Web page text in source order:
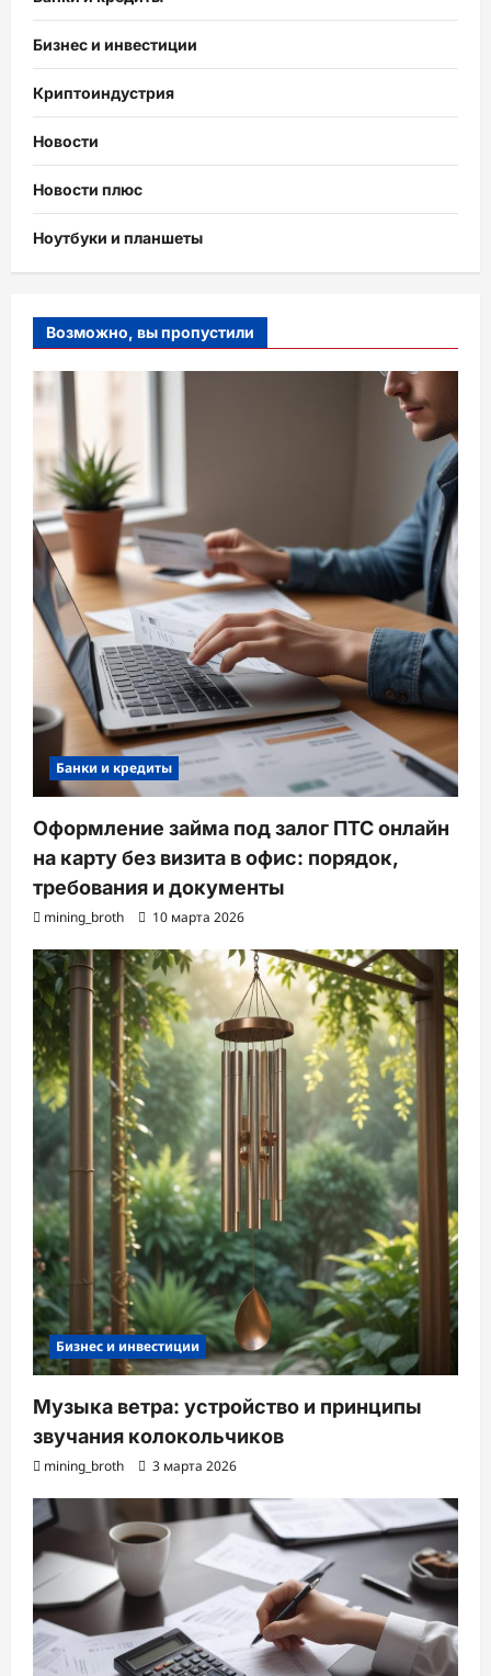
Бизнес и инвестиции
Криптоиндустрия
Новости
Новости плюс
Ноутбуки и планшеты
Возможно, вы пропустили
Банки и кредиты
Оформление займа под залог ПТС онлайн
на карту без визита в офис: порядок,
требования и документы
mining_broth 10 марта 2026
Бизнес и инвестиции
Музыка ветра: устройство и принципы
звучания колокольчиков
mining_broth 3 марта 2026